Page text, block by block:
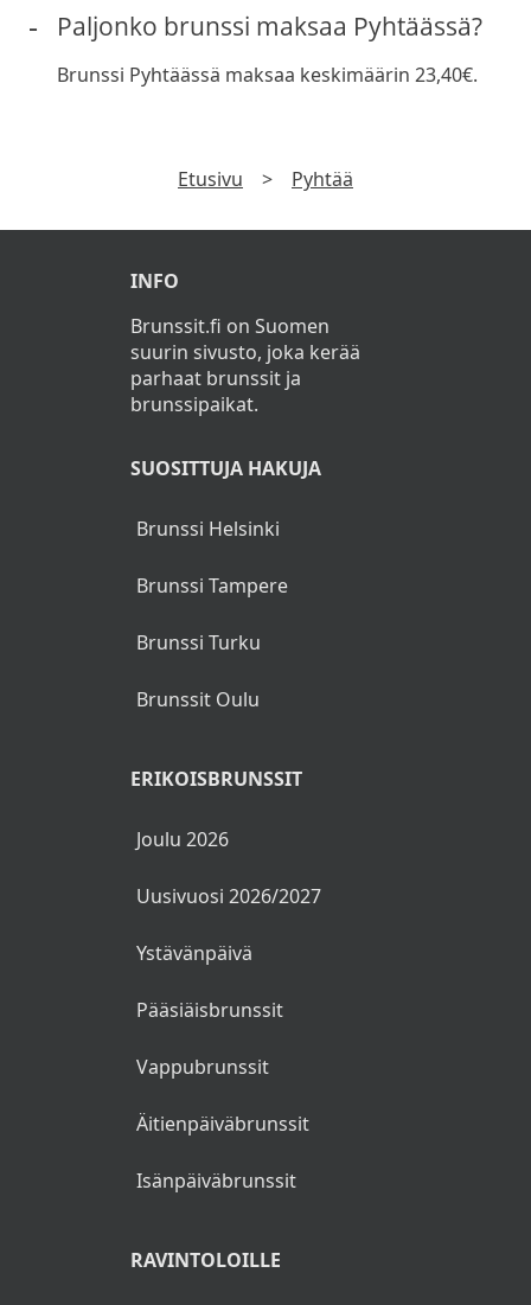
Paljonko brunssi maksaa Pyhtäässä?
Brunssi Pyhtäässä maksaa keskimäärin 23,40€.
Etusivu > Pyhtää
INFO
Brunssit.fi on Suomen
suurin sivusto, joka kerää
parhaat brunssit ja
brunssipaikat.
SUOSITTUJA HAKUJA
Brunssi Helsinki
Brunssi Tampere
Brunssi Turku
Brunssit Oulu
ERIKOISBRUNSSIT
Joulu 2026
Uusivuosi 2026/2027
Ystävänpäivä
Pääsiäisbrunssit
Vappubrunssit
Äitienpäiväbrunssit
Isänpäiväbrunssit
RAVINTOLOILLE